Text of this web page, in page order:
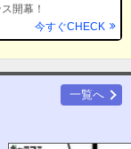
開幕！
今すぐCHECK
一覧へ